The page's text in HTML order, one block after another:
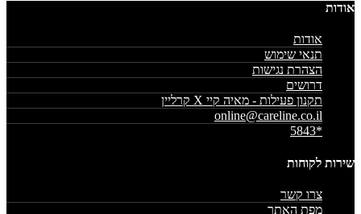
אודות
אודות
תנאי שימוש
הצהרת נגישות
דרושים
תקנון פעילות - מאיה קיי X קרליין
online@careline.co.il
*5843
שירות לקוחות
צרו קשר
מפת האתר